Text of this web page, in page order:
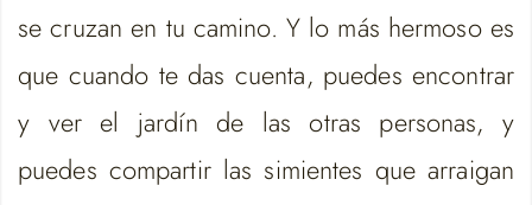
se cruzan en tu camino. Y lo más hermoso es
que cuando te das cuenta, puedes encontrar
y ver el jardín de las otras personas, y
puedes compartir las simientes que arraigan